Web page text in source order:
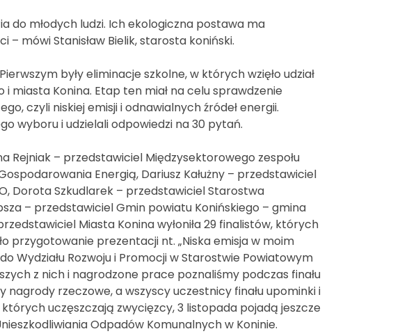
do młodych ludzi. Ich ekologiczna postawa ma
– mówi Stanisław Bielik, starosta koniński.
były eliminacje szkolne, w których wzięło udział
miasta Konina. Etap ten miał na celu sprawdzenie
czyli niskiej emisji i odnawialnych źródeł energii.
wyboru i udzielali odpowiedzi na 30 pytań.
Rejniak – przedstawiciel Międzysektorowego zespołu
Energią, Dariusz Kałużny – przedstawiciel
Dorota Szkudlarek – przedstawiciel Starostwa
– przedstawiciel Gmin powiatu Konińskiego – gmina
Miasta Konina wyłoniła 29 finalistów, których
przygotowanie prezentacji nt. „Niska emisja w moim
Wydziału Rozwoju i Promocji w Starostwie Powiatowym
z nich i nagrodzone prace poznaliśmy podczas finału
rzeczowe, a wszyscy uczestnicy finału upominki i
uczęszczają zwycięzcy, 3 listopada pojadą jeszcze
Odpadów Komunalnych w Koninie.